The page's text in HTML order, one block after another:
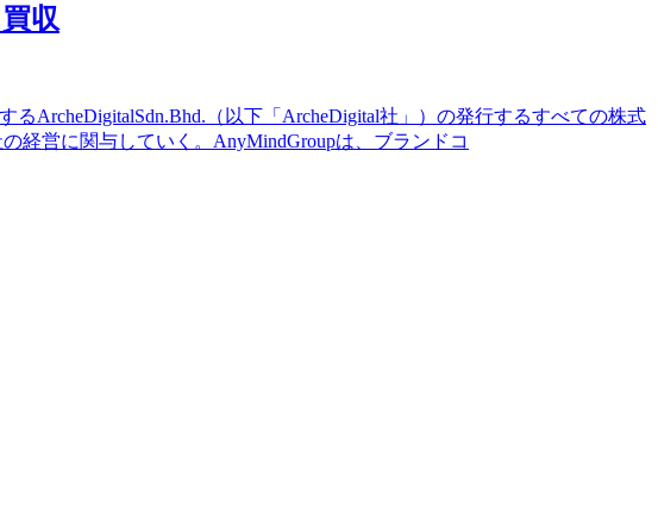
収
ArcheDigitalSdn.Bhd.（以下「ArcheDigital社」）の発行するすべての株式
経営に関与していく。AnyMindGroupは、ブランドコ